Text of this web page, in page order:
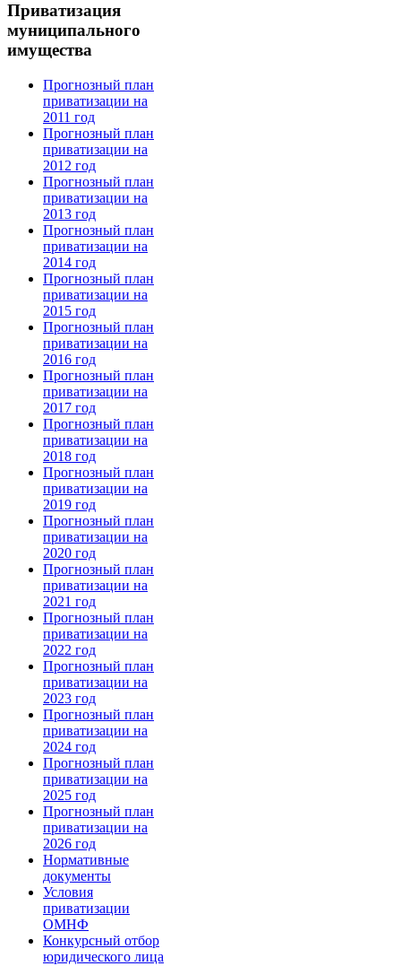
Приватизация
муниципального
имущества
Прогнозный план
приватизации на
2011 год
Прогнозный план
приватизации на
2012 год
Прогнозный план
приватизации на
2013 год
Прогнозный план
приватизации на
2014 год
Прогнозный план
приватизации на
2015 год
Прогнозный план
приватизации на
2016 год
Прогнозный план
приватизации на
2017 год
Прогнозный план
приватизации на
2018 год
Прогнозный план
приватизации на
2019 год
Прогнозный план
приватизации на
2020 год
Прогнозный план
приватизации на
2021 год
Прогнозный план
приватизации на
2022 год
Прогнозный план
приватизации на
2023 год
Прогнозный план
приватизации на
2024 год
Прогнозный план
приватизации на
2025 год
Прогнозный план
приватизации на
2026 год
Нормативные
документы
Условия
приватизации
ОМНФ
Конкурсный отбор
юридического лица